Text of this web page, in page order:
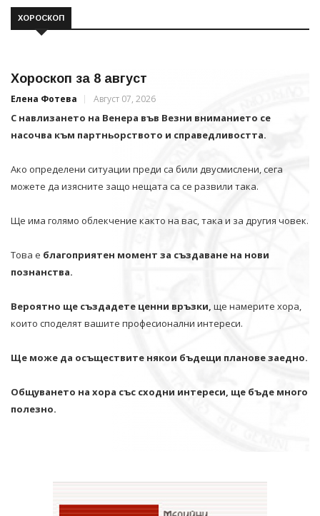
ХОРОСКОП
Хороскоп за 8 август
Елена Фотева Август 07, 2026
С навлизането на Венера във Везни вниманието се
насочва към партньорството и справедливостта.
Ако определени ситуации преди са били двусмислени, сега
можете да изясните защо нещата са се развили така.
Ще има голямо облекчение както на вас, така и за другия човек.
Това е благоприятен момент за създаване на нови
познанства.
Вероятно ще създадете ценни връзки, ще намерите хора,
които споделят вашите професионални интереси.
Ще може да осъществите някои бъдещи планове заедно.
Общуването на хора със сходни интереси, ще бъде много
полезно.